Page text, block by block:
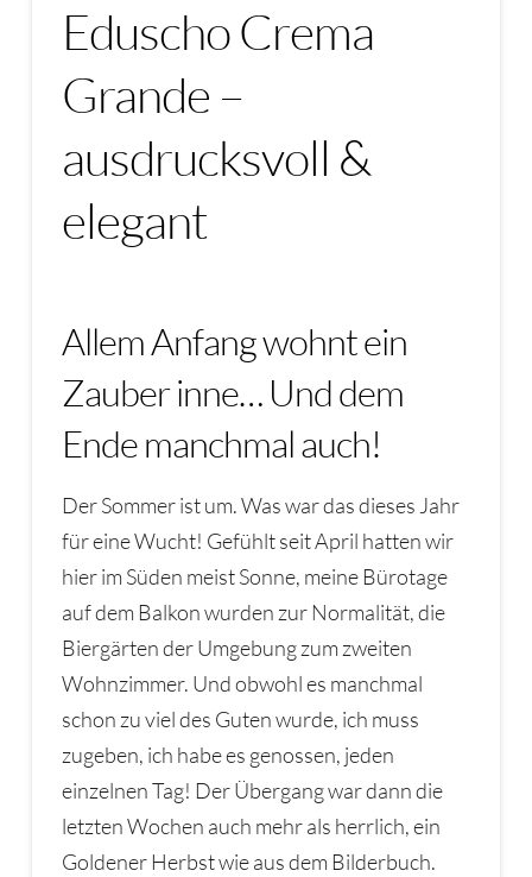
Eduscho Crema
Grande –
ausdrucksvoll &
elegant
Allem Anfang wohnt ein
Zauber inne… Und dem
Ende manchmal auch!
Der Sommer ist um. Was war das dieses Jahr
für eine Wucht! Gefühlt seit April hatten wir
hier im Süden meist Sonne, meine Bürotage
auf dem Balkon wurden zur Normalität, die
Biergärten der Umgebung zum zweiten
Wohnzimmer. Und obwohl es manchmal
schon zu viel des Guten wurde, ich muss
zugeben, ich habe es genossen, jeden
einzelnen Tag! Der Übergang war dann die
letzten Wochen auch mehr als herrlich, ein
Goldener Herbst wie aus dem Bilderbuch.